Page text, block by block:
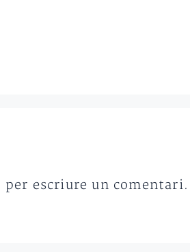
per escriure un comentari.